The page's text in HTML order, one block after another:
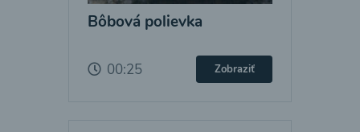
Bôbová polievka
00:25 Zobraziť